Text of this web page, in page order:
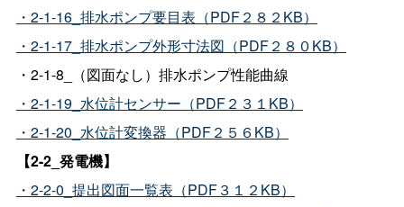
・2-1-16_排水ポンプ要目表（PDF２８２KB）
・2-1-17_排水ポンプ外形寸法図（PDF２８０KB）
・2-1-8_（図面なし）排水ポンプ性能曲線
・2-1-19_水位計センサー（PDF２３１KB）
・2-1-20_水位計変換器（PDF２５６KB）
【2-2_発電機】
・2-2-0_提出図面一覧表（PDF３１２KB）